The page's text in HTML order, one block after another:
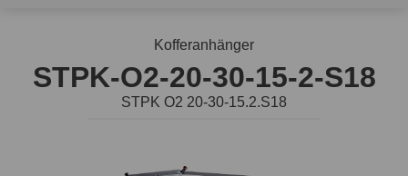
Kofferanhänger
STPK-O2-20-30-15-2-S18
STPK O2 20-30-15.2.S18